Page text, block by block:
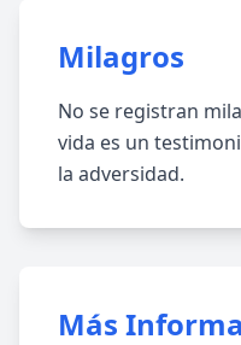
Milagros
No se registran
vida es un
la adversidad.
Más